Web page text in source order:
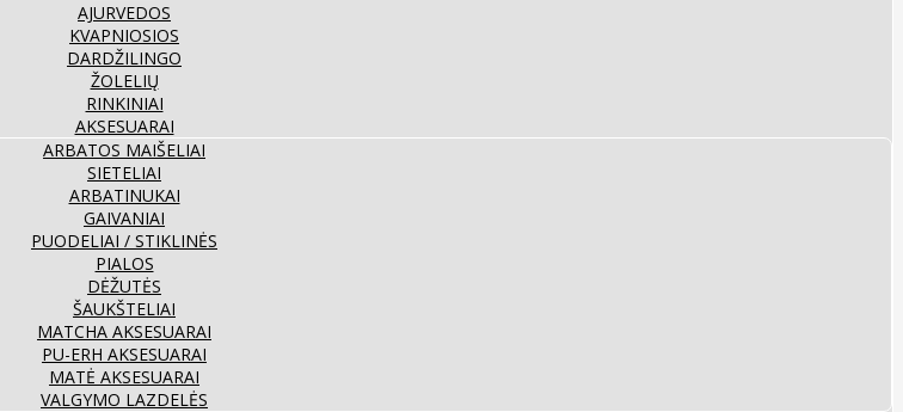
AJURVEDOS
KVAPNIOSIOS
DARDŽILINGO
ŽOLELIŲ
RINKINIAI
AKSESUARAI
ARBATOS MAIŠELIAI
SIETELIAI
ARBATINUKAI
GAIVANIAI
PUODELIAI / STIKLINĖS
PIALOS
DĖŽUTĖS
ŠAUKŠTELIAI
MATCHA AKSESUARAI
PU-ERH AKSESUARAI
MATĖ AKSESUARAI
VALGYMO LAZDELĖS